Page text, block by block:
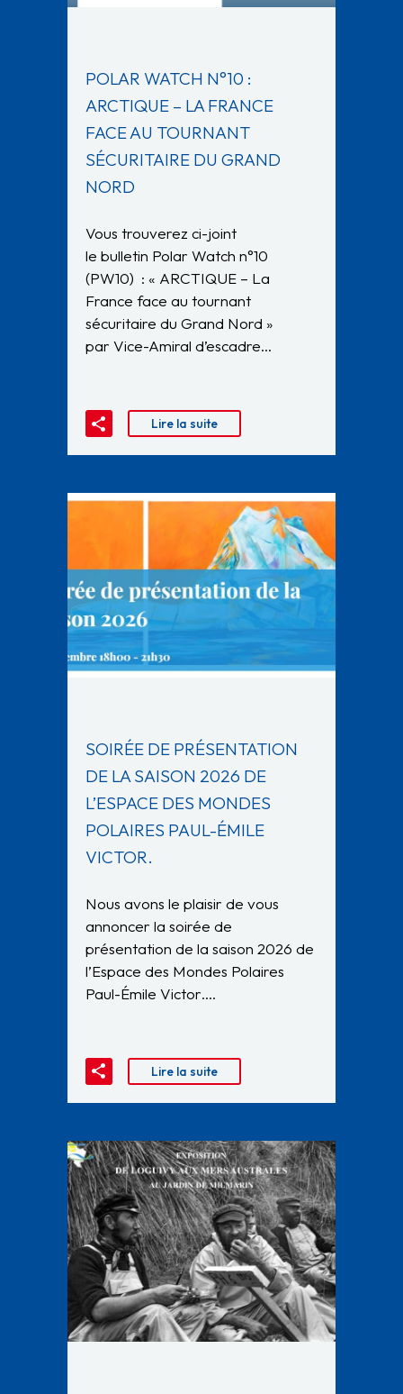
POLAR WATCH N°10 :
ARCTIQUE – LA FRANCE
FACE AU TOURNANT
SÉCURITAIRE DU GRAND
NORD
Vous trouverez ci-joint
le bulletin Polar Watch n°10
(PW10) : « ARCTIQUE – La
France face au tournant
sécuritaire du Grand Nord »
par Vice-Amiral d’escadre…
Lire la suite
SOIRÉE DE PRÉSENTATION
DE LA SAISON 2026 DE
L’ESPACE DES MONDES
POLAIRES PAUL-ÉMILE
VICTOR.
Nous avons le plaisir de vous
annoncer la soirée de
présentation de la saison 2026 de
l’Espace des Mondes Polaires
Paul-Émile Victor….
Lire la suite